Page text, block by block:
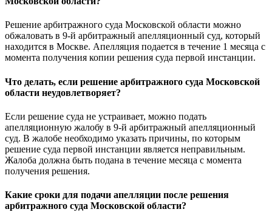
Решение арбитражного суда Московской области можно
обжаловать в 9-й арбитражный апелляционный суд, который
находится в Москве. Апелляция подается в течение 1 месяца с
момента получения копии решения суда первой инстанции.
Что делать, если решение арбитражного суда Московской
области неудовлетворяет?
Если решение суда не устраивает, можно подать
апелляционную жалобу в 9-й арбитражный апелляционный
суд. В жалобе необходимо указать причины, по которым
решение суда первой инстанции является неправильным.
Жалоба должна быть подана в течение месяца с момента
получения решения.
Какие сроки для подачи апелляции после решения
арбитражного суда Московской области?